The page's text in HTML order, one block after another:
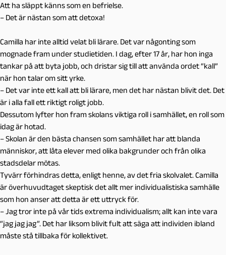
Att ha släppt känns som en befrielse.
– Det är nästan som att detoxa!
Camilla har inte alltid velat bli lärare. Det var någonting som
mognade fram under studietiden. I dag, efter 17 år, har hon inga
tankar på att byta jobb, och dristar sig till att använda ordet “kall”
när hon talar om sitt yrke.
– Det var inte ett kall att bli lärare, men det har nästan blivit det. Det
är i alla fall ett riktigt roligt jobb.
Dessutom lyfter hon fram skolans viktiga roll i samhället, en roll som
idag är hotad.
– Skolan är den bästa chansen som samhället har att blanda
människor, att låta elever med olika bakgrunder och från olika
stadsdelar mötas.
Tyvärr förhindras detta, enligt henne, av det fria skolvalet. Camilla
är överhuvudtaget skeptisk det allt mer individualistiska samhälle
som hon anser att detta är ett uttryck för.
– Jag tror inte på vår tids extrema individualism; allt kan inte vara
“jag jag jag”. Det har liksom blivit fult att säga att individen ibland
måste stå tillbaka för kollektivet.